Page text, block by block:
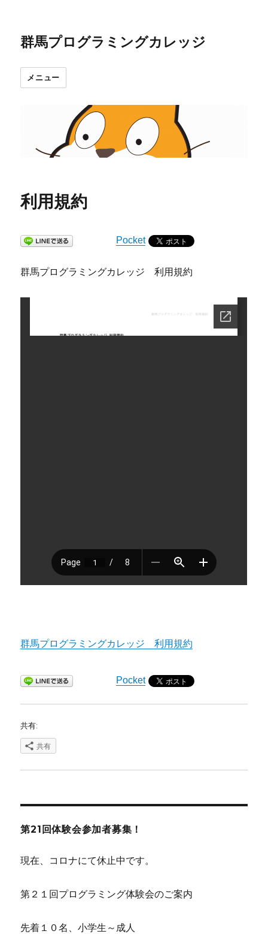
群馬プログラミングカレッジ
メニュー
利用規約
Pocket
群馬プログラミングカレッジ 利用規約
群馬プログラミングカレッジ 利用規約
Pocket
共有:
共有
第21回体験会参加者募集！
現在、コロナにて休止中です。
第２１回プログラミング体験会のご案内
先着１０名、小学生～成人